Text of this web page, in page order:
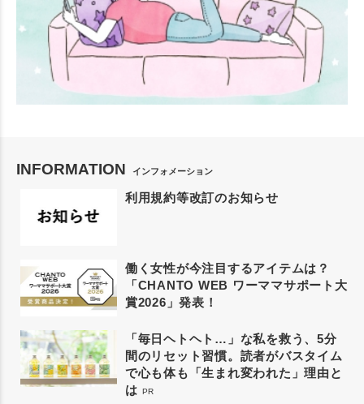
INFORMATION インフォメーション
利用規約等改訂のお知らせ
働く女性が今注目するアイテムは？
「CHANTO WEB ワーママサポート大
賞2026」発表！
「毎日ヘトヘト…」な私を救う、5分
間のリセット習慣。読者がバスタイム
で心も体も「生まれ変われた」理由と
は PR